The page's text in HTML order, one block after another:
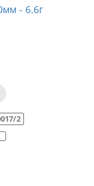
- 6.6г
2